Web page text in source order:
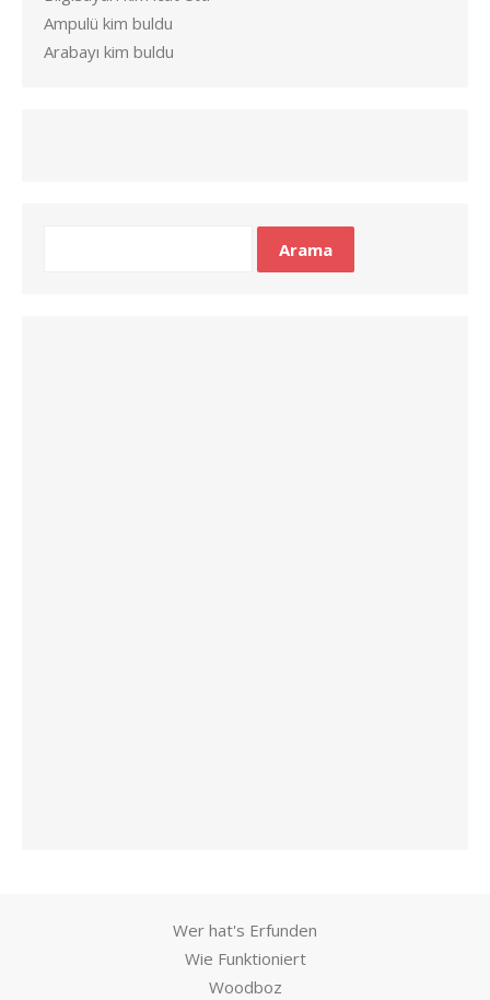
Ampulü kim buldu
Arabayı kim buldu
Wer hat's Erfunden
Wie Funktioniert
Woodboz